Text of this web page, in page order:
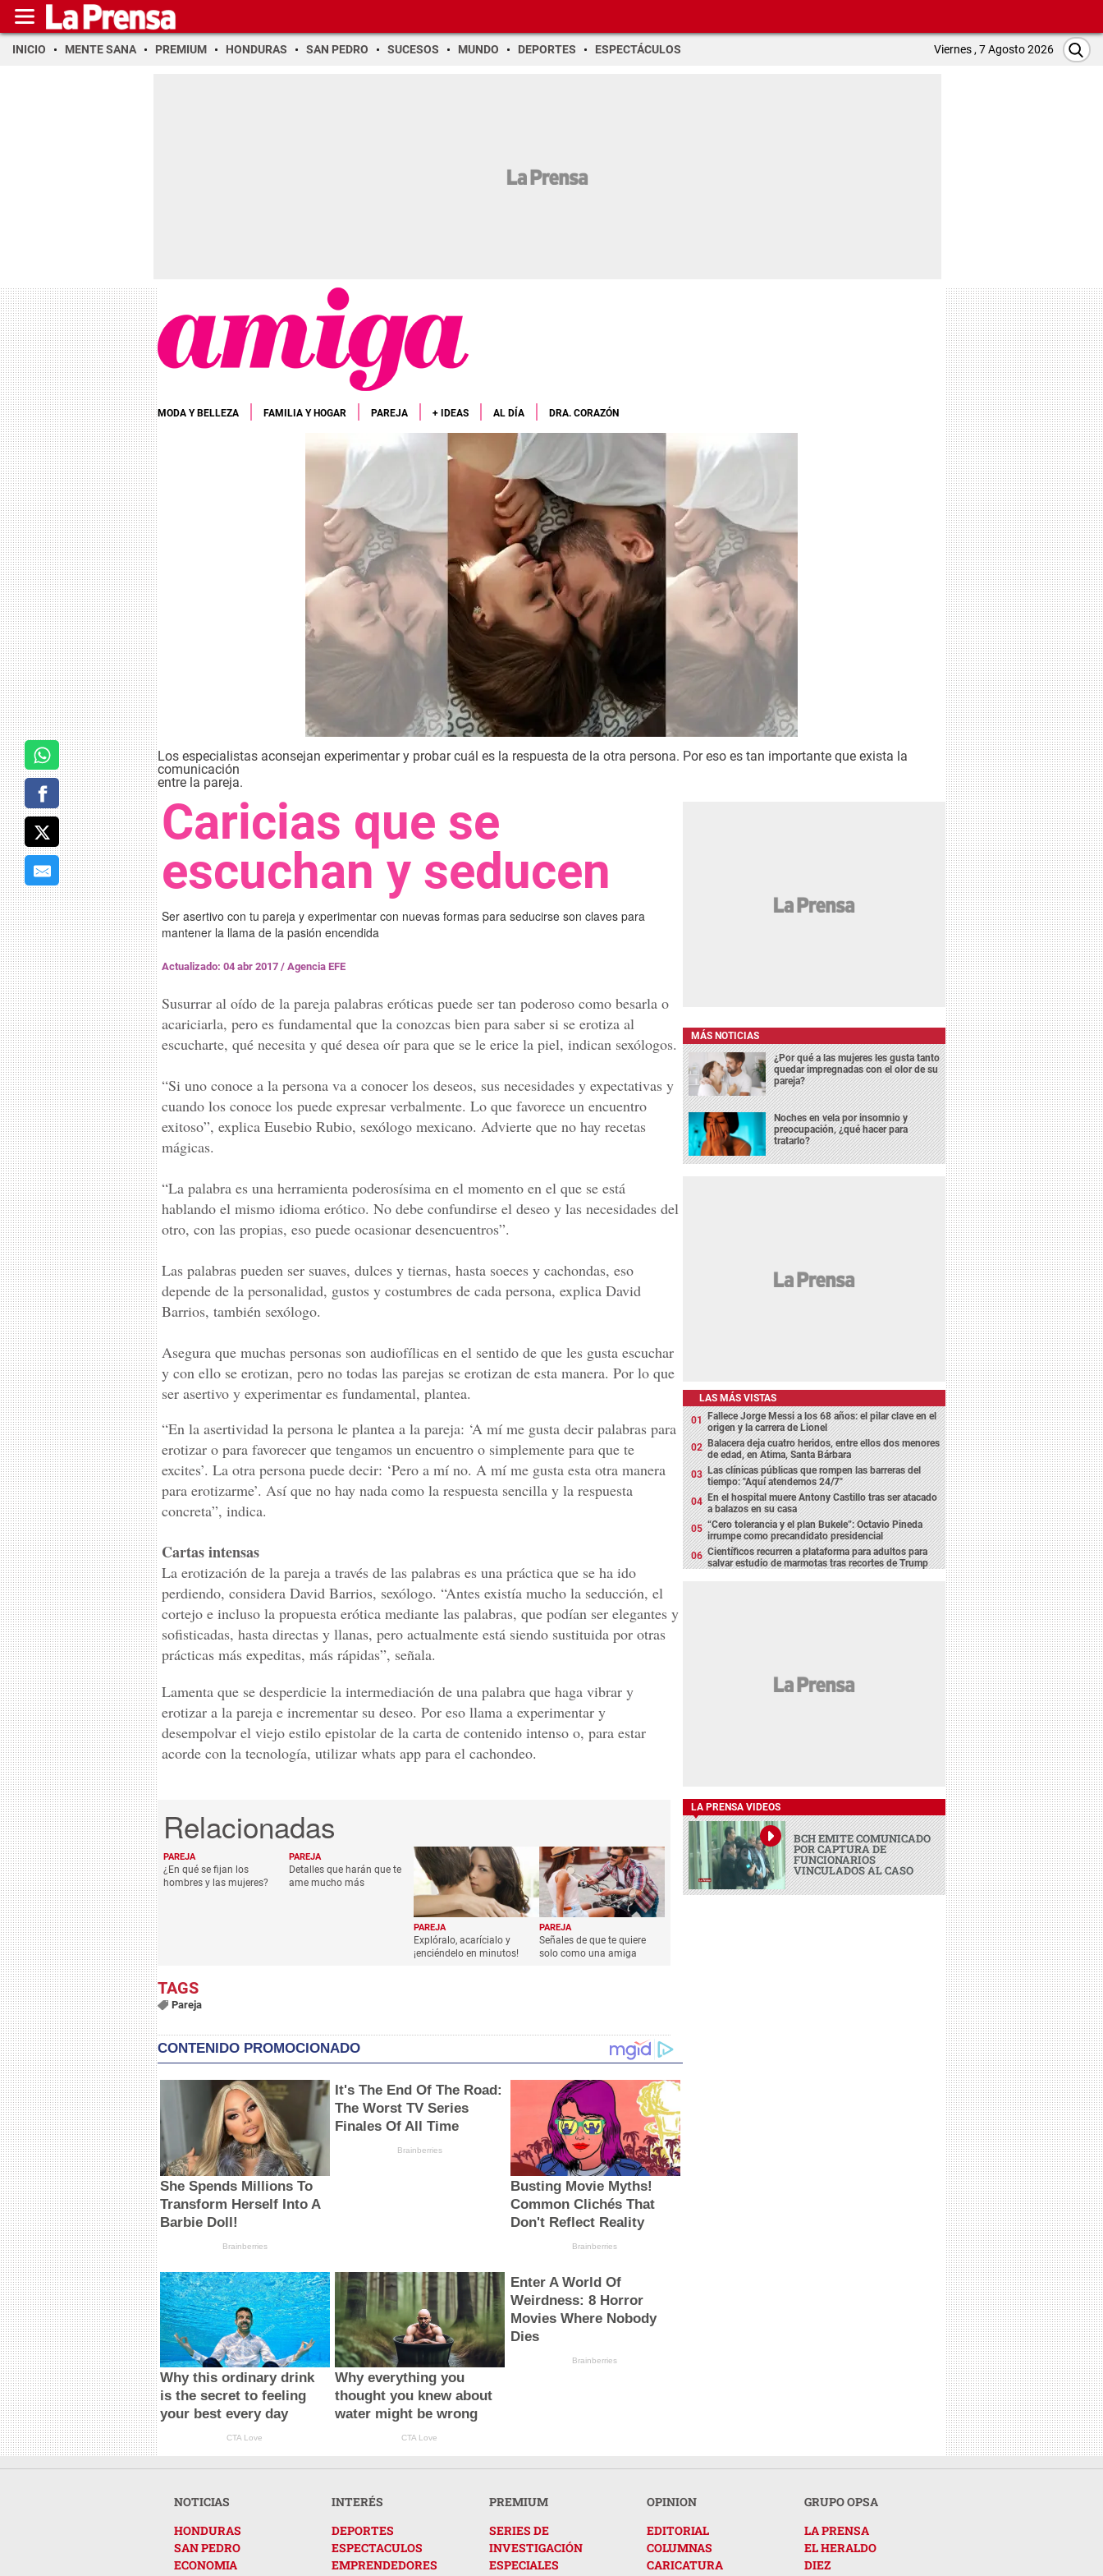
INICIO MENTE SANA PREMIUM HONDURAS SAN PEDRO SUCESOS MUNDO DEPORTES ESPECTÁCULOS Viernes , 7 Agosto 2026
MODA Y BELLEZA FAMILIA Y HOGAR PAREJA + IDEAS AL DÍA DRA. CORAZÓN
Los especialistas aconsejan experimentar y probar cuál es la respuesta de la otra persona. Por eso es tan importante que exista la
comunicación
entre la pareja.
Caricias que se
escuchan y seducen
Ser asertivo con tu pareja y experimentar con nuevas formas para seducirse son claves para
mantener la llama de la pasión encendida
Actualizado: 04 abr 2017 / Agencia EFE
Susurrar al oído de la pareja palabras eróticas puede ser tan poderoso como besarla o
acariciarla, pero es fundamental que la conozcas bien para saber si se erotiza al
escucharte, qué necesita y qué desea oír para que se le erice la piel, indican sexólogos.
“Si uno conoce a la persona va a conocer los deseos, sus necesidades y expectativas y
cuando los conoce los puede expresar verbalmente. Lo que favorece un encuentro
exitoso”, explica Eusebio Rubio, sexólogo mexicano. Advierte que no hay recetas
mágicas.
“La palabra es una herramienta poderosísima en el momento en el que se está
hablando el mismo idioma erótico. No debe confundirse el deseo y las necesidades del
otro, con las propias, eso puede ocasionar desencuentros”.
Las palabras pueden ser suaves, dulces y tiernas, hasta soeces y cachondas, eso
depende de la personalidad, gustos y costumbres de cada persona, explica David
Barrios, también sexólogo.
Asegura que muchas personas son audiofílicas en el sentido de que les gusta escuchar
y con ello se erotizan, pero no todas las parejas se erotizan de esta manera. Por lo que
ser asertivo y experimentar es fundamental, plantea.
“En la asertividad la persona le plantea a la pareja: ‘A mí me gusta decir palabras para
erotizar o para favorecer que tengamos un encuentro o simplemente para que te
excites’. La otra persona puede decir: ‘Pero a mí no. A mí me gusta esta otra manera
para erotizarme’. Así que no hay nada como la respuesta sencilla y la respuesta
concreta”, indica.
Cartas intensas
La erotización de la pareja a través de las palabras es una práctica que se ha ido
perdiendo, considera David Barrios, sexólogo. “Antes existía mucho la seducción, el
cortejo e incluso la propuesta erótica mediante las palabras, que podían ser elegantes y
sofisticadas, hasta directas y llanas, pero actualmente está siendo sustituida por otras
prácticas más expeditas, más rápidas”, señala.
Lamenta que se desperdicie la intermediación de una palabra que haga vibrar y
erotizar a la pareja e incrementar su deseo. Por eso llama a experimentar y
desempolvar el viejo estilo epistolar de la carta de contenido intenso o, para estar
acorde con la tecnología, utilizar whats app para el cachondeo.
PAREJA
¿En qué se fijan los
hombres y las mujeres?
PAREJA
Detalles que harán que te
ame mucho más
PAREJA
Explóralo, acarícialo y
¡enciéndelo en minutos!
PAREJA
Señales de que te quiere
solo como una amiga
Pareja
CONTENIDO PROMOCIONADO
She Spends Millions To
Transform Herself Into A
Barbie Doll!
Brainberries
It's The End Of The Road:
The Worst TV Series
Finales Of All Time
Brainberries
Busting Movie Myths!
Common Clichés That
Don't Reflect Reality
Brainberries
Why this ordinary drink
is the secret to feeling
your best every day
CTA Love
Why everything you
thought you knew about
water might be wrong
CTA Love
Enter A World Of
Weirdness: 8 Horror
Movies Where Nobody
Dies
Brainberries
MÁS NOTICIAS
¿Por qué a las mujeres les gusta tanto
quedar impregnadas con el olor de su
pareja?
Noches en vela por insomnio y
preocupación, ¿qué hacer para
tratarlo?
LAS MÁS VISTAS
Fallece Jorge Messi a los 68 años: el pilar clave en el
origen y la carrera de Lionel
Balacera deja cuatro heridos, entre ellos dos menores
de edad, en Atima, Santa Bárbara
Las clínicas públicas que rompen las barreras del
tiempo: "Aquí atendemos 24/7"
En el hospital muere Antony Castillo tras ser atacado
a balazos en su casa
“Cero tolerancia y el plan Bukele”: Octavio Pineda
irrumpe como precandidato presidencial
Científicos recurren a plataforma para adultos para
salvar estudio de marmotas tras recortes de Trump
LA PRENSA VIDEOS
BCH EMITE COMUNICADO
POR CAPTURA DE
FUNCIONARIOS
VINCULADOS AL CASO
NOTICIAS
HONDURAS
SAN PEDRO
ECONOMIA
INTERÉS
DEPORTES
ESPECTACULOS
EMPRENDEDORES
PREMIUM
SERIES DE
INVESTIGACIÓN
ESPECIALES
OPINION
EDITORIAL
COLUMNAS
CARICATURA
GRUPO OPSA
LA PRENSA
EL HERALDO
DIEZ